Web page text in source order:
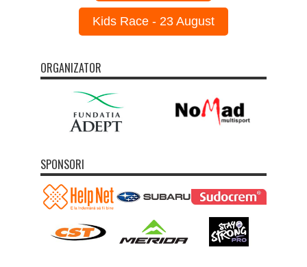
Kids Race - 23 August
ORGANIZATOR
SPONSORI